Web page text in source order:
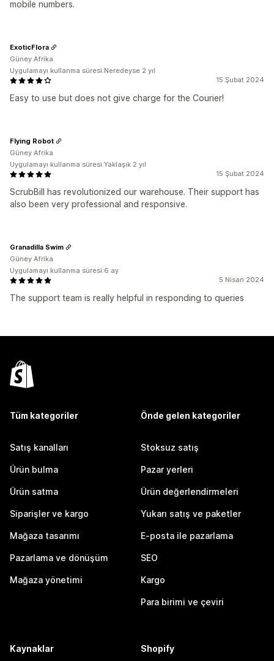
mobile numbers.
15 Şubat 2024
Easy to use but does not give charge for the Courier!
ExoticFlora
Güney Afrika
Uygulamayı kullanma süresi:Neredeyse 2 yıl
15 Şubat 2024
ScrubBill has revolutionized our warehouse. Their support has
also been very professional and responsive.
Flying Robot
Güney Afrika
Uygulamayı kullanma süresi:Yaklaşık 2 yıl
5 Nisan 2024
The support team is really helpful in responding to queries
Granadilla Swim
Güney Afrika
Uygulamayı kullanma süresi:6 ay
Tüm kategoriler
Satış kanalları
Ürün bulma
Ürün satma
Siparişler ve kargo
Mağaza tasarımı
Pazarlama ve dönüşüm
Mağaza yönetimi
Önde gelen kategoriler
Stoksuz satış
Pazar yerleri
Ürün değerlendirmeleri
Yukarı satış ve paketler
E-posta ile pazarlama
SEO
Kargo
Para birimi ve çeviri
Kaynaklar Shopify